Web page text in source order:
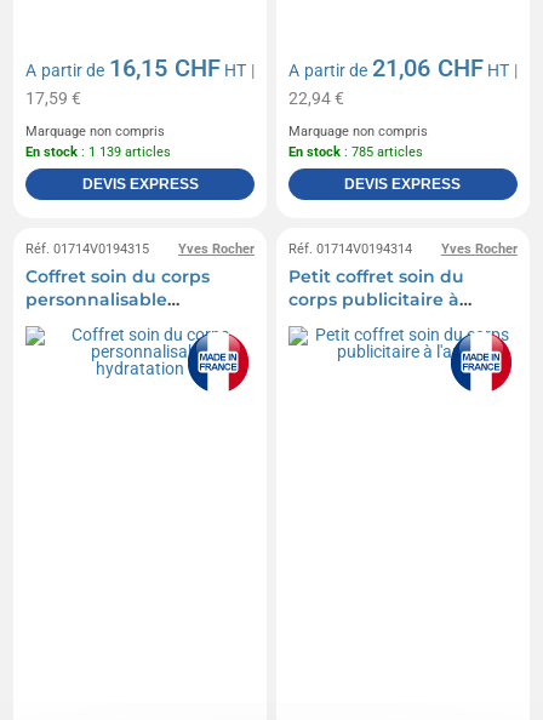
A partir de 16,15 CHF HT |
17,59 €
Marquage non compris
En stock : 1 139 articles
DEVIS EXPRESS
A partir de 21,06 CHF HT |
22,94 €
Marquage non compris
En stock : 785 articles
DEVIS EXPRESS
Yves Rocher
Réf. 01714V0194315
Coffret soin du corps
personnalisable
hydratation
Yves Rocher
Réf. 01714V0194314
Petit coffret soin du
corps publicitaire à
l'argan